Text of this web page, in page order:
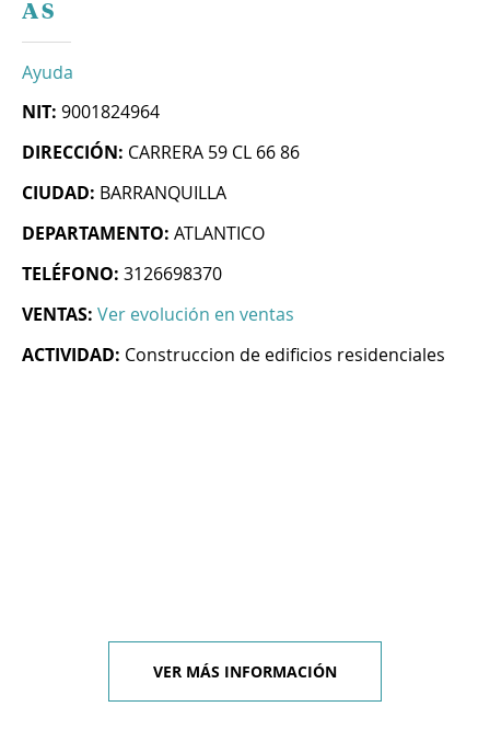
A S
Ayuda
NIT: 9001824964
DIRECCIÓN: CARRERA 59 CL 66 86
CIUDAD: BARRANQUILLA
DEPARTAMENTO: ATLANTICO
TELÉFONO: 3126698370
VENTAS: Ver evolución en ventas
ACTIVIDAD: Construccion de edificios residenciales
VER MÁS INFORMACIÓN